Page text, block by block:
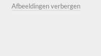
Afbeeldingen verbergen